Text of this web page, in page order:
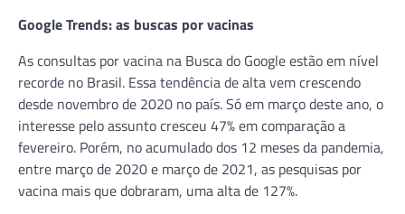
Google Trends: as buscas por vacinas
As consultas por vacina na Busca do Google estão em nível
recorde no Brasil. Essa tendência de alta vem crescendo
desde novembro de 2020 no país. Só em março deste ano, o
interesse pelo assunto cresceu 47% em comparação a
fevereiro. Porém, no acumulado dos 12 meses da pandemia,
entre março de 2020 e março de 2021, as pesquisas por
vacina mais que dobraram, uma alta de 127%.